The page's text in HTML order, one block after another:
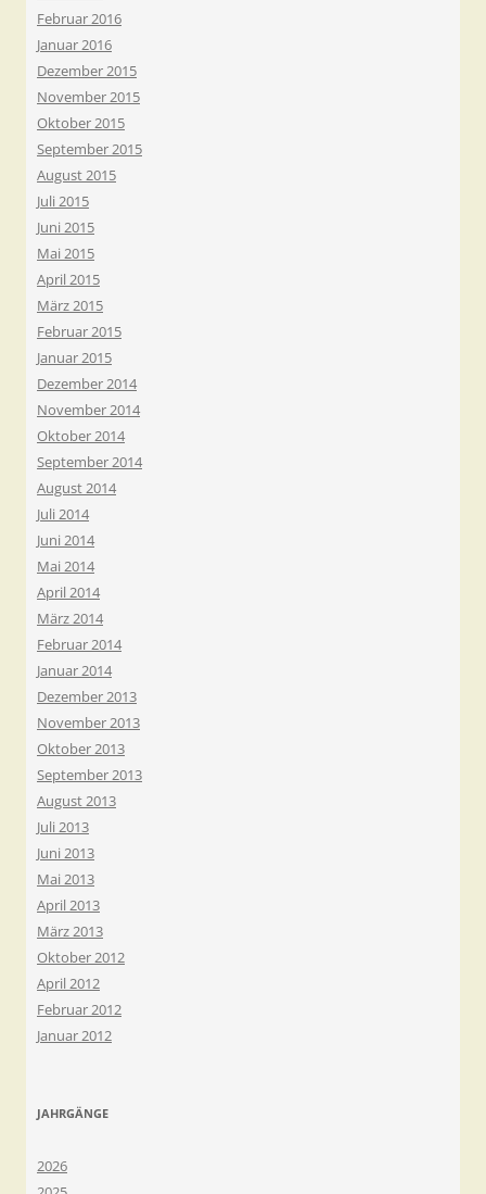
Februar 2016
Januar 2016
Dezember 2015
November 2015
Oktober 2015
September 2015
August 2015
Juli 2015
Juni 2015
Mai 2015
April 2015
März 2015
Februar 2015
Januar 2015
Dezember 2014
November 2014
Oktober 2014
September 2014
August 2014
Juli 2014
Juni 2014
Mai 2014
April 2014
März 2014
Februar 2014
Januar 2014
Dezember 2013
November 2013
Oktober 2013
September 2013
August 2013
Juli 2013
Juni 2013
Mai 2013
April 2013
März 2013
Oktober 2012
April 2012
Februar 2012
Januar 2012
JAHRGÄNGE
2026